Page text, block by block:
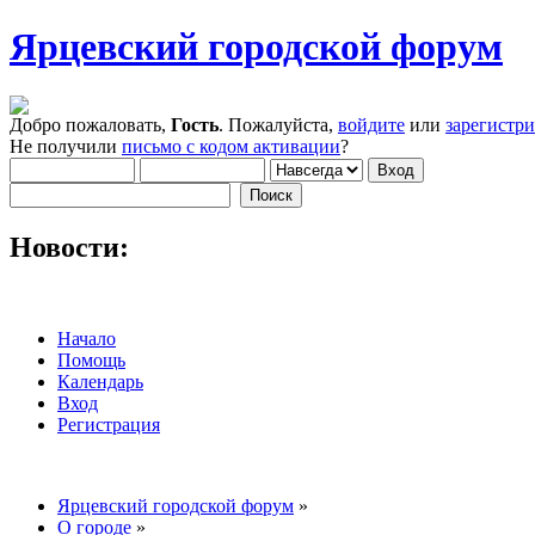
Ярцевский городской форум
Добро пожаловать, Гость. Пожалуйста, войдите или
Не получили письмо с кодом активации?
Новости:
Начало
Помощь
Календарь
Вход
Регистрация
Ярцевский городской форум »
О городе »